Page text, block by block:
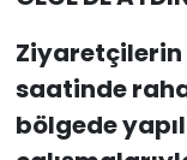
saatinde
bölgede